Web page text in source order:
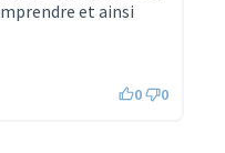
et ainsi
0 0